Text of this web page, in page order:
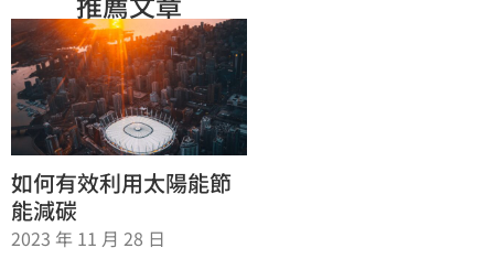
如何有效利用太陽能節
能減碳
2023 年 11 月 28 日